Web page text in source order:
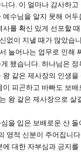
다. 이 얼마나 감사하
수님을 알지 못해 어
를 확신 있게 선포할
없이 지낼 때가 많았습
늘어나는 업무로 인해
됐습니다. 하나님은
같은 제사장의 인생
피곤하고 바빠도 보
왕 같은 제사장으로 살
을 입은 보배로운 산
영적 신분이 주어집니
대한 자부심과 긍지